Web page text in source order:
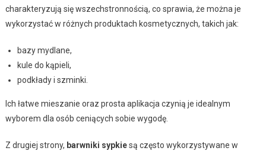
charakteryzują się wszechstronnością, co sprawia, że można je
wykorzystać w różnych produktach kosmetycznych, takich jak:
bazy mydlane,
kule do kąpieli,
podkłady i szminki.
Ich łatwe mieszanie oraz prosta aplikacja czynią je idealnym
wyborem dla osób ceniących sobie wygodę.
Z drugiej strony, barwniki sypkiesą często wykorzystywane w